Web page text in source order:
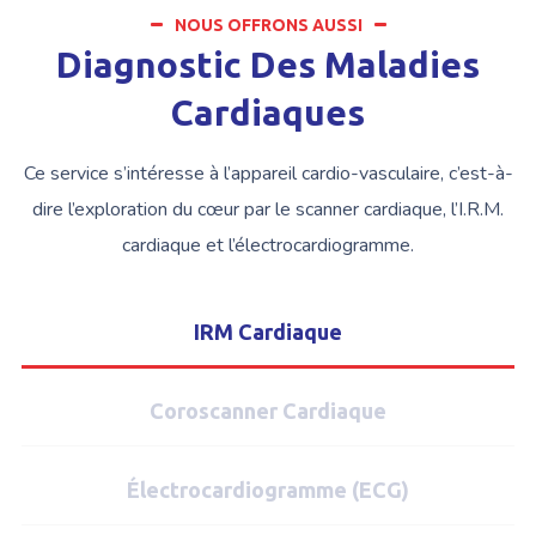
NOUS OFFRONS AUSSI
Diagnostic Des Maladies
Cardiaques
Ce service s’intéresse à l’appareil cardio-vasculaire, c’est-à-
dire l’exploration du cœur par le scanner cardiaque, l’I.R.M.
cardiaque et l’électrocardiogramme.
IRM Cardiaque
Coroscanner Cardiaque
Électrocardiogramme (ECG)